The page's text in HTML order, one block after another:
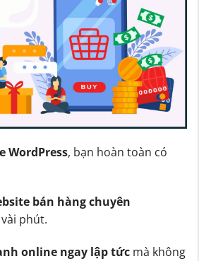
WordPress, bạn hoàn toàn có
bán hàng chuyên
phút.
online ngay lập tứcmà không